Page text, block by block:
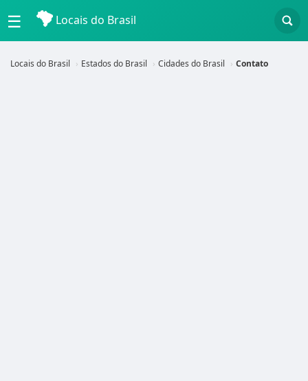
☰ Locais do Brasil
Locais do Brasil Estados do Brasil Cidades do Brasil Contato